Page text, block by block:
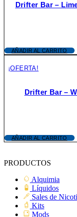
Drifter Bar –
AÑADIR AL CARRITO
¡OFERTA!
Drifter Bar –
AÑADIR AL CARRITO
PRODUCTOS
Alquimia
Líquidos
Sales de
Kits
Mods